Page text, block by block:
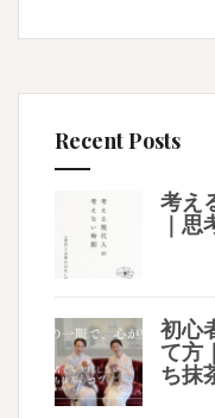
Recent Posts
考え
｜
初心
て方
ち抹